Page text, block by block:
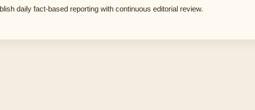
daily fact-based reporting with continuous editorial review.